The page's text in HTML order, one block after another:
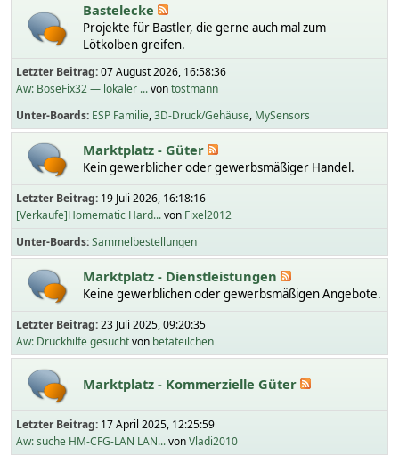
Bastelecke
Projekte für Bastler, die gerne auch mal zum
Lötkolben greifen.
Letzter Beitrag:07 August 2026, 16:58:36
Aw: BoseFix32 — lokaler ...vontostmann
Unter-Boards ESP Familie 3D-Druck/Gehäuse MySensors
Marktplatz - Güter
Kein gewerblicher oder gewerbsmäßiger Handel.
Letzter Beitrag: 19 Juli 2026, 16:18:16
[Verkaufe]Homematic Hard...von Fixel2012
Unter-Boards Sammelbestellungen
Marktplatz - Dienstleistungen
Keine gewerblichen oder gewerbsmäßigen Angebote.
Letzter Beitrag:23 Juli 2025, 09:20:35
Aw: Druckhilfe gesuchtvon betateilchen
Marktplatz - Kommerzielle Güter
Letzter Beitrag: 17 April 2025, 12:25:59
Aw: suche HM-CFG-LAN LAN...vonVladi2010